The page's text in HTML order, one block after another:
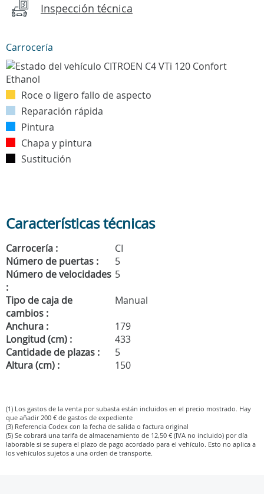
Inspección técnica
Carrocería
Roce o ligero fallo de aspecto
Reparación rápida
Pintura
Chapa y pintura
Sustitución
Características técnicas
Carrocería :
CI
Número de puertas :
5
Número de velocidades
:
5
Tipo de caja de
cambios :
Manual
Anchura :
179
Longitud (cm) :
433
Cantidade de plazas :
5
Altura (cm) :
150
(1) Los gastos de la venta por subasta están incluidos en el precio mostrado. Hay
que añadir 200 € de gastos de expediente
(3) Referencia Codex con la fecha de salida o factura original
(5) Se cobrará una tarifa de almacenamiento de 12,50 € (IVA no incluido) por día
laborable si se supera el plazo de pago acordado para el vehículo. Esto no aplica a
los vehículos sujetos a una orden de transporte.